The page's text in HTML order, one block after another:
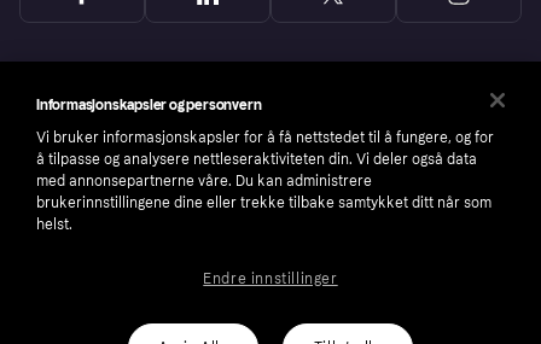
number: 556737-0431
Informasjonskapsler og personvern
Vi bruker informasjonskapsler for å få nettstedet til å fungere, og for
å tilpasse og analysere nettleseraktiviteten din. Vi deler også data
med annonsepartnerne våre. Du kan administrere
brukerinnstillingene dine eller trekke tilbake samtykket ditt når som
helst.
Endre innstillinger